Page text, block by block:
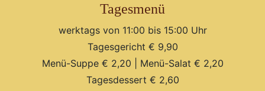
Tagesmenü
werktags von 11:00 bis 15:00 Uhr
Tagesgericht € 9,90
Menü-Suppe € 2,20 | Menü-Salat € 2,20
Tagesdessert € 2,60